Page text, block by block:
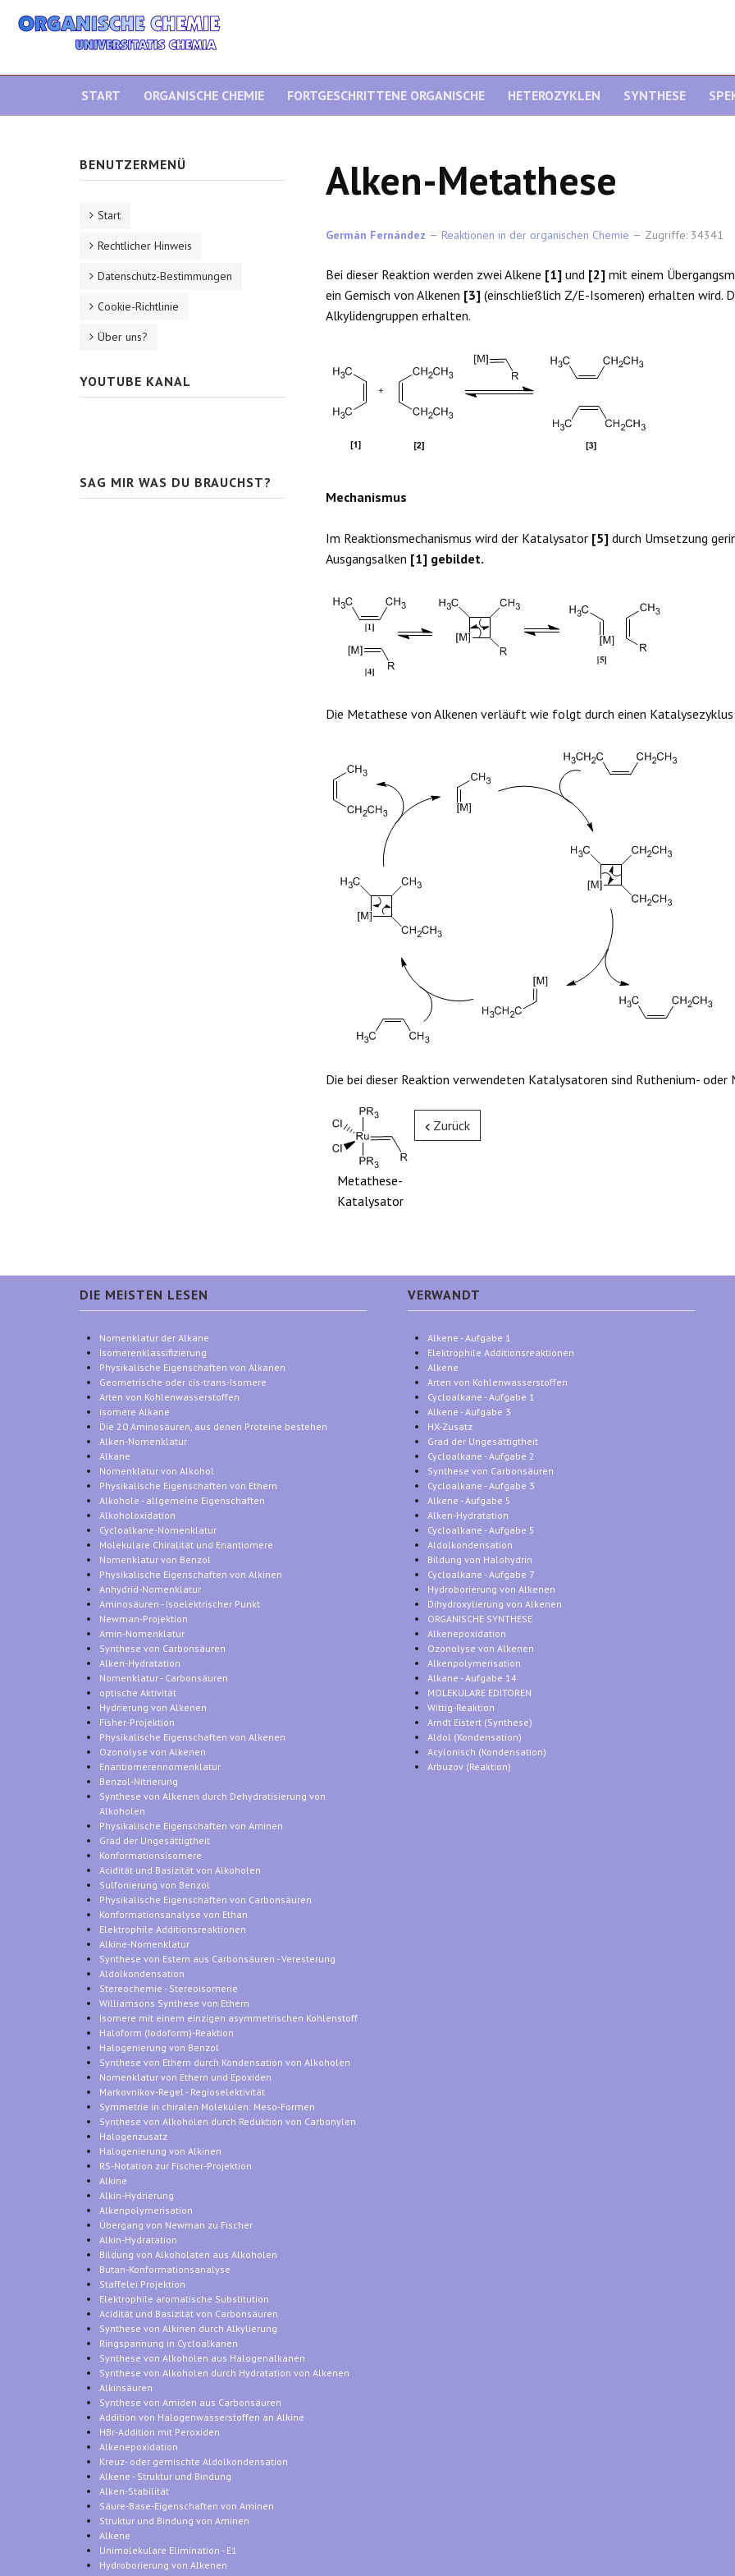
START ORGANISCHE CHEMIE FORTGESCHRITTENE ORGANISCHE HETEROZYKLEN SYNTHESE
Alken-Metathese
Germán Fernández Reaktionen in der organischen Chemie Zugriffe: 34341
Bei dieser Reaktion werden zwei Alkene [1] und [2] mit einem
ein Gemisch von Alkenen [3] (einschließlich Z/E-Isomeren) erhalten wird.
Alkylidengruppen erhalten.
Mechanismus
Im Reaktionsmechanismus wird der Katalysator [5] durch Umsetzung
Ausgangsalken [1] gebildet.
Die Metathese von Alkenen verläuft wie folgt durch einen Katalysezyklus:
Die bei dieser Reaktion verwendeten Katalysatoren sind Ruthenium-
Metathese-
Katalysator
Zurück
BENUTZERMENÜ
Start
Rechtlicher Hinweis
Datenschutz-Bestimmungen
Cookie-Richtlinie
Über uns?
YOUTUBE KANAL
SAG MIR WAS DU BRAUCHST?
DIE MEISTEN LESEN
Nomenklatur der Alkane
Isomerenklassifizierung
Physikalische Eigenschaften von Alkanen
Geometrische oder cis-trans-Isomere
Arten von Kohlenwasserstoffen
isomere Alkane
Die 20 Aminosäuren, aus denen Proteine bestehen
Alken-Nomenklatur
Alkane
Nomenklatur von Alkohol
Physikalische Eigenschaften von Ethern
Alkohole - allgemeine Eigenschaften
Alkoholoxidation
Cycloalkane-Nomenklatur
Molekulare Chiralität und Enantiomere
Nomenklatur von Benzol
Physikalische Eigenschaften von Alkinen
Anhydrid-Nomenklatur
Aminosäuren - Isoelektrischer Punkt
Newman-Projektion
Amin-Nomenklatur
Synthese von Carbonsäuren
Alken-Hydratation
Nomenklatur - Carbonsäuren
optische Aktivität
Hydrierung von Alkenen
Fisher-Projektion
Physikalische Eigenschaften von Alkenen
Ozonolyse von Alkenen
Enantiomerennomenklatur
Benzol-Nitrierung
Synthese von Alkenen durch Dehydratisierung von
Alkoholen
Physikalische Eigenschaften von Aminen
Grad der Ungesättigtheit
Konformationsisomere
Acidität und Basizität von Alkoholen
Sulfonierung von Benzol
Physikalische Eigenschaften von Carbonsäuren
Konformationsanalyse von Ethan
Elektrophile Additionsreaktionen
Alkine-Nomenklatur
Synthese von Estern aus Carbonsäuren - Veresterung
Aldolkondensation
Stereochemie - Stereoisomerie
Williamsons Synthese von Ethern
Isomere mit einem einzigen asymmetrischen Kohlenstoff
Haloform (Iodoform)-Reaktion
Halogenierung von Benzol
Synthese von Ethern durch Kondensation von Alkoholen
Nomenklatur von Ethern und Epoxiden
Markovnikov-Regel - Regioselektivität
Symmetrie in chiralen Molekülen: Meso-Formen
Synthese von Alkoholen durch Reduktion von Carbonylen
Halogenzusatz
Halogenierung von Alkinen
RS-Notation zur Fischer-Projektion
Alkine
Alkin-Hydrierung
Alkenpolymerisation
Übergang von Newman zu Fischer
Alkin-Hydratation
Bildung von Alkoholaten aus Alkoholen
Butan-Konformationsanalyse
Staffelei Projektion
Elektrophile aromatische Substitution
Acidität und Basizität von Carbonsäuren
Synthese von Alkinen durch Alkylierung
Ringspannung in Cycloalkanen
Synthese von Alkoholen aus Halogenalkanen
Synthese von Alkoholen durch Hydratation von Alkenen
Alkinsäuren
Synthese von Amiden aus Carbonsäuren
Addition von Halogenwasserstoffen an Alkine
HBr-Addition mit Peroxiden
Alkenepoxidation
Kreuz- oder gemischte Aldolkondensation
Alkene - Struktur und Bindung
Alken-Stabilität
Säure-Base-Eigenschaften von Aminen
Struktur und Bindung von Aminen
Alkene
Unimolekulare Elimination - E1
Hydroborierung von Alkenen
VERWANDT
Alkene - Aufgabe 1
Elektrophile Additionsreaktionen
Alkene
Arten von Kohlenwasserstoffen
Cycloalkane - Aufgabe 1
Alkene - Aufgabe 3
HX-Zusatz
Grad der Ungesättigtheit
Cycloalkane - Aufgabe 2
Synthese von Carbonsäuren
Cycloalkane - Aufgabe 3
Alkene - Aufgabe 5
Alken-Hydratation
Cycloalkane - Aufgabe 5
Aldolkondensation
Bildung von Halohydrin
Cycloalkane - Aufgabe 7
Hydroborierung von Alkenen
Dihydroxylierung von Alkenen
ORGANISCHE SYNTHESE
Alkenepoxidation
Ozonolyse von Alkenen
Alkenpolymerisation
Alkane - Aufgabe 14
MOLEKULARE EDITOREN
Wittig-Reaktion
Arndt Eistert (Synthese)
Aldol (Kondensation)
Acylonisch (Kondensation)
Arbuzov (Reaktion)